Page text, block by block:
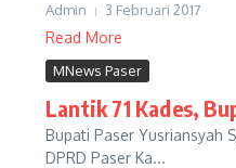
Admin 3 Februari 2017
Read More
MNews Paser
Lantik 71 Kades,
Bupati Paser Yusriansyah
DPRD Paser Ka...